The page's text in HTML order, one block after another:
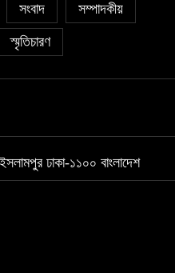
সংবাদ সম্পাদকীয়
স্মৃতিচারণ
ঢাকা-১১০০ বাংলাদেশ